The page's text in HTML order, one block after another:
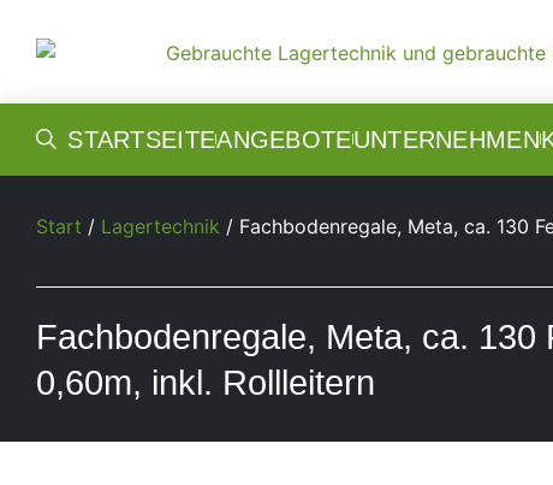
STARTSEITEANGEBOTEUNTERNEHMEN
Start / Lagertechnik / Fachbodenregale, Meta, ca. 130
Fachbodenregale, Meta, ca.
0,60m, inkl. Rollleitern